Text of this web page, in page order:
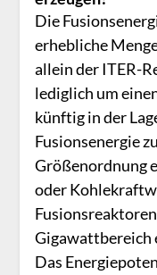
Die
erhebliche
allein der ITER-
lediglich um
künftig in der
Fusionsenergie
Größenordnung
oder
Gigawattbereich
Das